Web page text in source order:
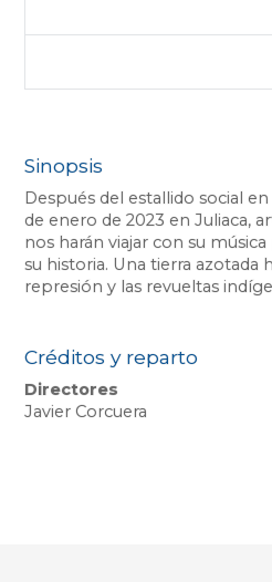
Sinopsis
Después del estallido social
de enero de 2023 en Juliaca,
nos harán viajar con su
su historia. Una tierra azotada
represión y las revueltas
Créditos y reparto
Directores
Javier Corcuera